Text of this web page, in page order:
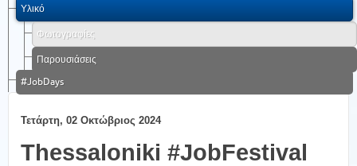
Υλικό
Φωτογραφίες
Παρουσιάσεις
#JobDays
Τετάρτη, 02 Οκτώβριος 2024
Thessaloniki #JobFestival